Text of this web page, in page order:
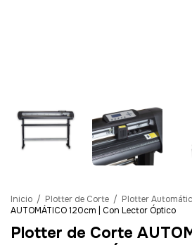
Inicio / Plotter de Corte / Plotter
AUTOMÁTICO 120cm | Con Lector Óptico
Plotter de Corte